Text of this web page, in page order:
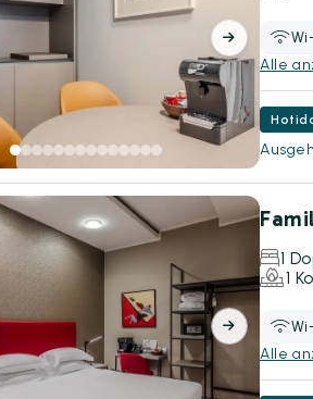
Alle
1
1
Alle